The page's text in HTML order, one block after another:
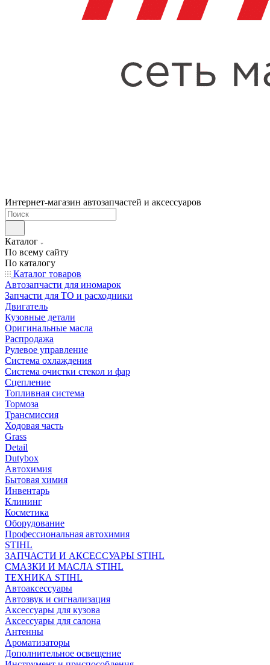
Интернет-магазин автозапчастей и аксессуаров
Каталог
По всему сайту
По каталогу
Каталог товаров
Автозапчасти для иномарок
Запчасти для ТО и расходники
Двигатель
Кузовные детали
Оригинальные масла
Распродажа
Рулевое управление
Система охлаждения
Система очистки стекол и фар
Сцепление
Топливная система
Тормоза
Трансмиссия
Ходовая часть
Grass
Detail
Dutybox
Автохимия
Бытовая химия
Инвентарь
Клининг
Косметика
Оборудование
Профессиональная автохимия
STIHL
ЗАПЧАСТИ И АКСЕССУАРЫ STIHL
СМАЗКИ И МАСЛА STIHL
ТЕХНИКА STIHL
Автоаксессуары
Автозвук и сигнализация
Аксессуары для кузова
Аксессуары для салона
Антенны
Ароматизаторы
Дополнительное освещение